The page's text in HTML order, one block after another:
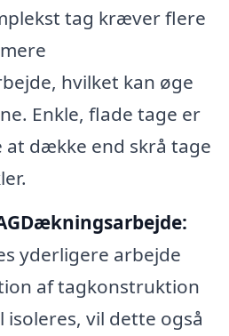
tag kræver flere
hvilket kan øge
Enkle, flade tage er
at dække end skrå tage
yderligere arbejde
af tagkonstruktion
isoleres, vil dette også